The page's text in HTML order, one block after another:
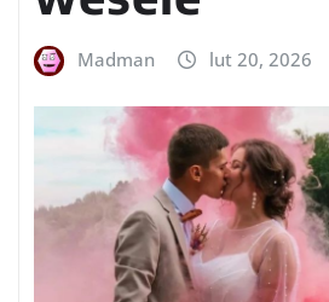
Madman lut 20, 2026